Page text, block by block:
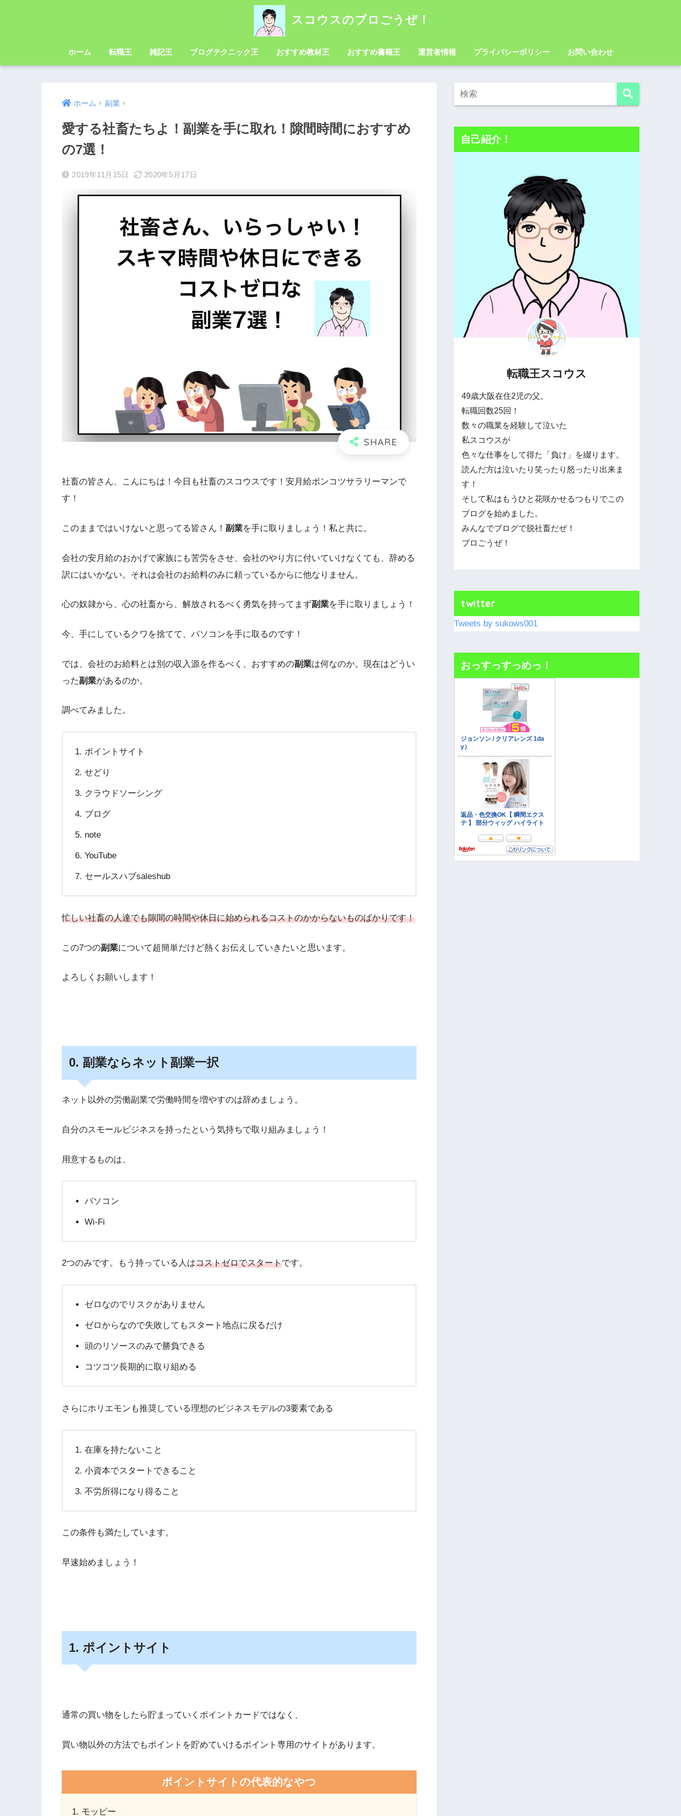
スコウスのブロごうぜ！
ホーム 転職王 雑記王 ブログテクニック王 おすすめ教材王 おすすめ書籍王 運営者情報 プライバシーポリシー お問い合わせ
ホーム 副業
愛する社畜たちよ！副業を手に取れ！隙間時間におすすめ
の7選！
2019年11月15日 2020年5月17日
社畜の皆さん、こんにちは！今日も社畜のスコウスです！安月給ポンコツサラリーマンで
す！
このままではいけないと思ってる皆さん！ 副業を手に取りましょう！私と共に。
会社の安月給のおかげで家族にも苦労をさせ、会社のやり方に付いていけなくても、辞める
訳にはいかない。それは会社のお給料のみに頼っているからに他なりません。
心の奴隷から、心の社畜から、解放されるべく勇気を持ってまず副業を手に取りましょう！
今、手にしているクワを捨てて、パソコンを手に取るのです！
では、会社のお給料とは別の収入源を作るべく、おすすめの副業は何なのか。現在はどうい
った副業があるのか。
調べてみました。
ポイントサイト
せどり
クラウドソーシング
ブログ
note
YouTube
セールスハブsaleshub
忙しい社畜の人達でも隙間の時間や休日に始められるコストのかからないものばかりです！
この7つの副業について超簡単だけど熱くお伝えしていきたいと思います。
よろしくお願いします！
0. 副業ならネット副業一択
ネット以外の労働副業で労働時間を増やすのは辞めましょう。
自分のスモールビジネスを持ったという気持ちで取り組みましょう！
用意するものは、
パソコン
Wi-Fi
2つのみです。もう持っている人はコストゼロでスタートです。
ゼロなのでリスクがありません
ゼロからなので失敗してもスタート地点に戻るだけ
頭のリソースのみで勝負できる
コツコツ長期的に取り組める
さらにホリエモンも推奨している理想のビジネスモデルの3要素である
在庫を持たないこと
小資本でスタートできること
不労所得になり得ること
この条件も満たしています。
早速始めましょう！
1. ポイントサイト
通常の買い物をしたら貯まっていくポイントカードではなく、
買い物以外の方法でもポイントを貯めていけるポイント専用のサイトがあります。
ポイントサイトの代表的なやつ
モッピー
自己紹介！
転職王スコウス
49歳大阪在住2児の父。
転職回数25回！
数々の職業を経験して泣いた
私スコウスが
色々な仕事をして得た「負け」を綴ります。
読んだ方は泣いたり笑ったり怒ったり出来ま
す！
そして私はもうひと花咲かせるつもりでこの
ブログを始めました。
みんなでブログで脱社畜だぜ！
ブロごうぜ！
twitter
Tweets by sukows001
おっすっすっめっ！